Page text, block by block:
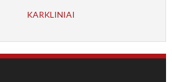
KARKLINIAI